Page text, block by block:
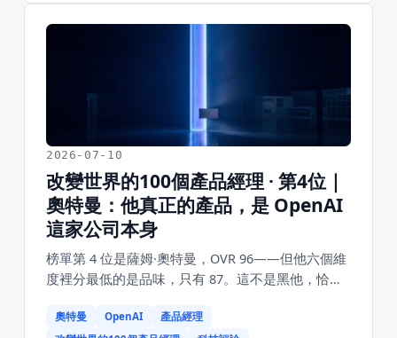
2026-07-10
改變世界的100個產品經理 · 第4位｜
奧特曼：他真正的產品，是 OpenAI
這家公司本身
榜單第 4 位是薩姆·奧特曼，OVR 96——但他六個維
度裡分最低的是品味，只有 87。這不是黑他，恰恰
承認為發 GPT-5.6 跟白宮「改了很多」，被爆提議
奧特曼 OpenAI
產品經理